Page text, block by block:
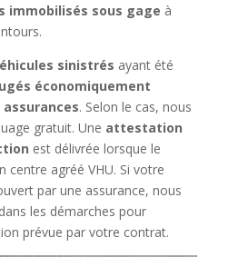
immobilisés sous gage à
sinistrés ayant été
économiquement
. Selon le cas, nous
gratuit. Une attestation
est délivrée lorsque le
centre agréé VHU. Si votre
par une assurance, nous
les démarches pour
prévue par votre contrat.